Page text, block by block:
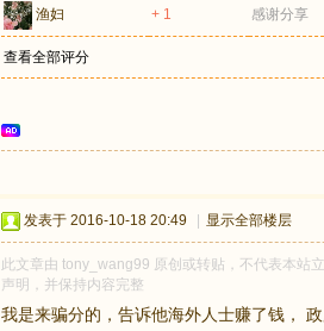
渔妇 + 1 感谢分享
查看全部评分
发表于 2016-10-18 20:49 显示全部楼层
此文章由 tony_wang99 原创或转贴，不代表本站
声明，并保持内容完整
我是来骗分的，告诉他海外人士赚了钱，